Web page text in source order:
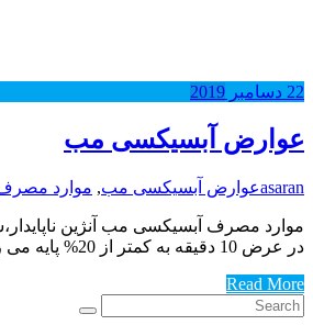
22 دسامبر 2019
عوارض آبسیکسی مب
asaranعوارض آبسیکسی مب, موارد
در عرض 10 دقیقه به کمتر از 20% پایه می رسد طول اثر: تا 72 ساعت توزیع: Vd: 0.07 L/kg اتصال به پروتئین: عمدتاً به گیرنده های GP…
Read More